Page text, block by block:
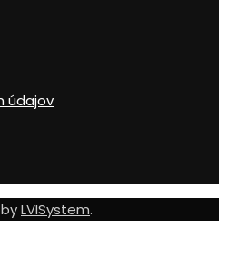
údajov
LVISystem.